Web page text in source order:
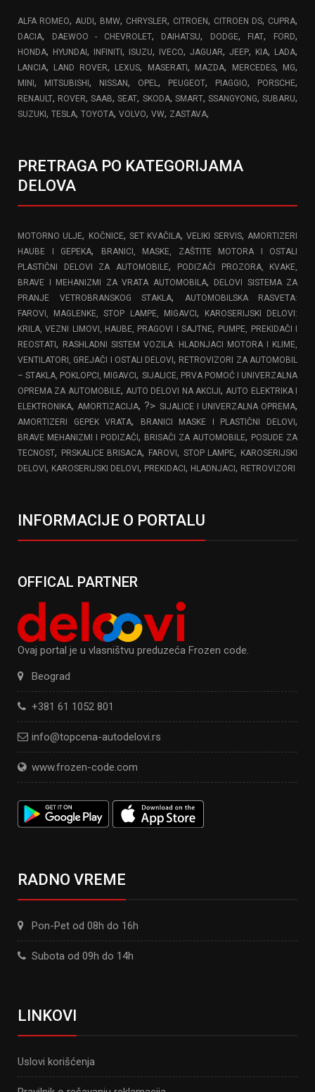
ALFA ROMEO, AUDI , BMW, CHRYSLER, CITROEN, CITROEN DS, CUPRA,
DACIA, DAEWOO - CHEVROLET, DAIHATSU, DODGE, FIAT, FORD,
HONDA, HYUNDAI , INFINITI , ISUZU, IVECO, JAGUAR, JEEP, KIA, LADA,
LANCIA, LAND ROVER, LEXUS, MASERATI , MAZDA, MERCEDES, MG,
MINI , MITSUBISHI , NISSAN, OPEL, PEUGEOT, PIAGGIO, PORSCHE,
RENAULT, ROVER,SAAB,SEAT, SKODA, SMART, SSANGYONG,SUBARU,
SUZUKI , TESLA, TOYOTA, VOLVO, VW, ZASTAVA,
PRETRAGA PO KATEGORIJAMA
DELOVA
MOTORNO ULJE, KOČNICE, SET KVAČILA,VELIKI SERVIS,AMORTIZERI
HAUBE I GEPEKA,
BRANICI, MASKE, ZAŠTITE MOTORA I OSTALI
PLASTIČNI DELOVI ZA AUTOMOBILE,
PODIZAČI PROZORA, KVAKE,
BRAVE I MEHANIZMI ZA VRATA AUTOMOBILA,
DELOVI SISTEMA ZA
PRANJE VETROBRANSKOG STAKLA,
AUTOMOBILSKA RASVETA:
FAROVI, MAGLENKE, STOP LAMPE, MIGAVCI ,
KAROSERIJSKI DELOVI:
KRILA, VEZNI LIMOVI, HAUBE, PRAGOVI I SAJTNE, PUMPE, PREKIDAČI I
REOSTATI ,
RASHLADNI SISTEM VOZILA: HLADNJACI MOTORA I KLIME,
VENTILATORI, GREJAČI I OSTALI DELOVI, RETROVIZORI ZA AUTOMOBIL
– STAKLA, POKLOPCI, MIGAVCI, SIJALICE, PRVA POMOĆ I UNIVERZALNA
OPREMA ZA AUTOMOBILE,AUTO DELOVI NA AKCIJI,AUTO ELEKTRIKA I
ELEKTRONIKA,AMORTIZACIJA, ?> SIJALICE I UNIVERZALNA OPREMA,
AMORTIZERI GEPEK VRATA, BRANICI MASKE I PLASTIČNI DELOVI,
BRAVE MEHANIZMI I PODIZAČI , BRISAČI ZA AUTOMOBILE, POSUDE ZA
TECNOST, PRSKALICE BRISACA, FAROVI, STOP LAMPE,
KAROSERIJSKI
DELOVI , KAROSERIJSKI DELOVI , PREKIDACI , HLADNJACI , RETROVIZORI
INFORMACIJE O PORTALU
OFFICAL PARTNER
Ovaj portal je u vlasništvu preduzeća Frozen code.
Beograd
+381 61 1052 801
info@topcena-autodelovi.rs
www.frozen-code.com
RADNO VREME
Pon-Pet od 08h do 16h
Subota od 09h do 14h
LINKOVI
Uslovi korišćenja